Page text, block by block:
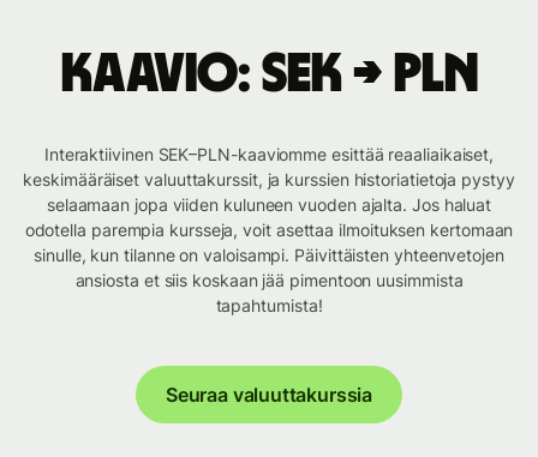
Kaavio: SEK → PLN
Interaktiivinen SEK–PLN-kaaviomme esittää reaaliaikaiset,
keskimääräiset valuuttakurssit, ja kurssien historiatietoja pystyy
selaamaan jopa viiden kuluneen vuoden ajalta. Jos haluat
odotella parempia kursseja, voit asettaa ilmoituksen kertomaan
sinulle, kun tilanne on valoisampi. Päivittäisten yhteenvetojen
ansiosta et siis koskaan jää pimentoon uusimmista
tapahtumista!
Seuraa valuuttakurssia